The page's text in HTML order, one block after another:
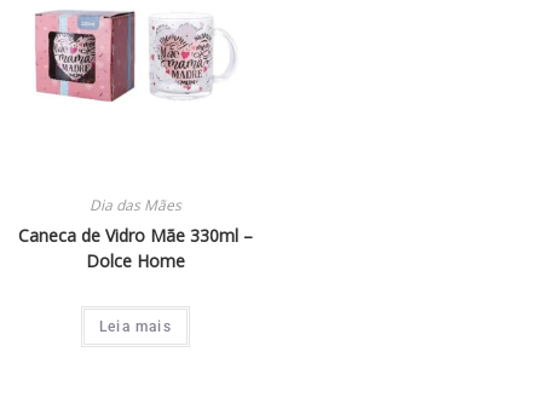
Dia das Mães
Caneca de Vidro Mãe 330ml –
Dolce Home
Leia mais